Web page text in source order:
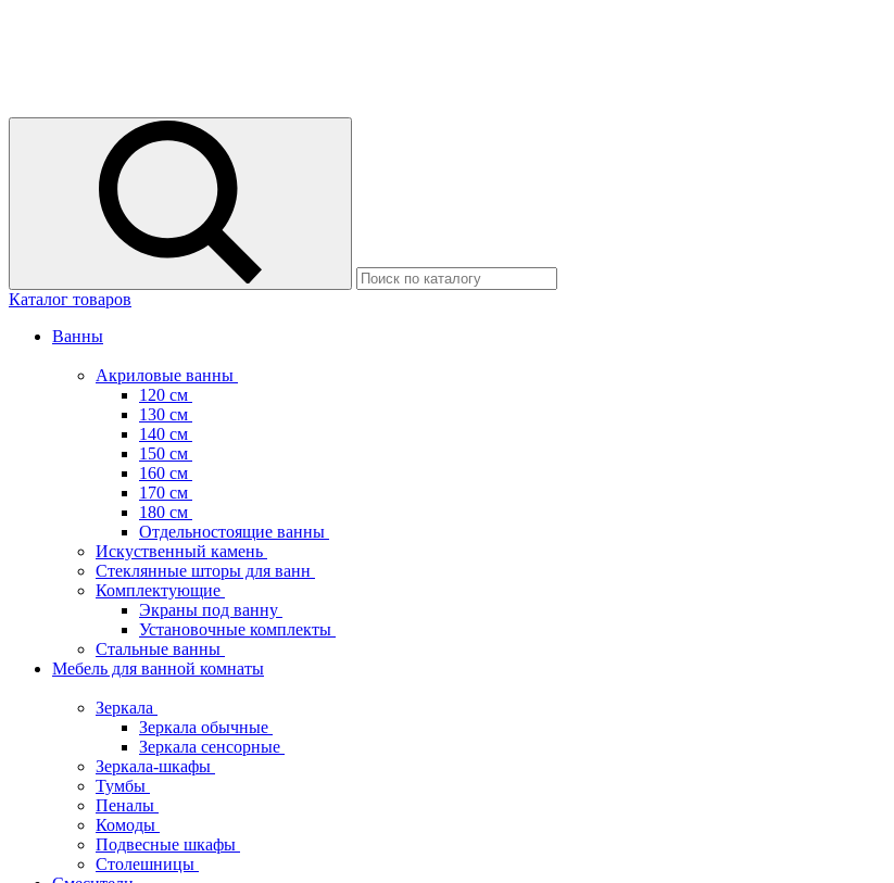
Каталог товаров
Ванны
Акриловые ванны
120 см
130 см
140 см
150 см
160 см
170 см
180 см
Отдельностоящие ванны
Искуственный камень
Стеклянные шторы для ванн
Комплектующие
Экраны под ванну
Установочные комплекты
Стальные ванны
Мебель для ванной комнаты
Зеркала
Зеркала обычные
Зеркала сенсорные
Зеркала-шкафы
Тумбы
Пеналы
Комоды
Подвесные шкафы
Столешницы